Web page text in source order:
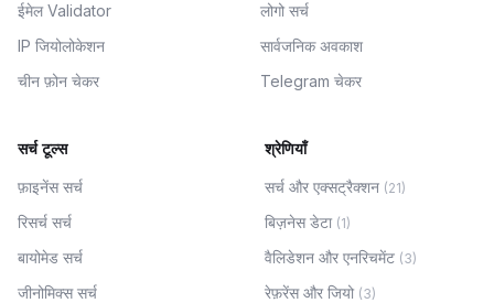
ईमेल Validator
लोगो सर्च
IP जियोलोकेशन
सार्वजनिक अवकाश
चीन फ़ोन चेकर
Telegram चेकर
सर्च टूल्स
फ़ाइनेंस सर्च
रिसर्च सर्च
बायोमेड सर्च
जीनोमिक्स सर्च
श्रेणियाँ
सर्च और एक्सट्रैक्शन (21)
बिज़नेस डेटा (1)
वैलिडेशन और एनरिचमेंट (3)
रेफ़रेंस और जियो (3)